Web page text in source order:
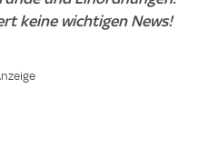
keine wichtigen News!